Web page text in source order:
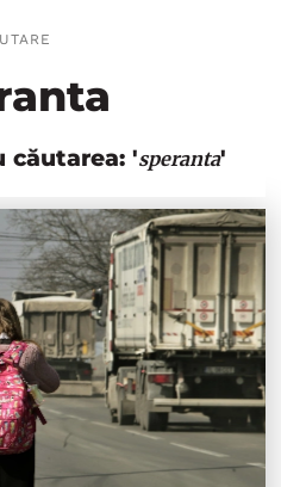
căutarea: 'speranta'